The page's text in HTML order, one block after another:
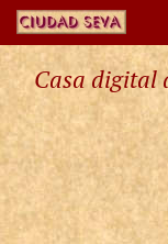
Casa digital